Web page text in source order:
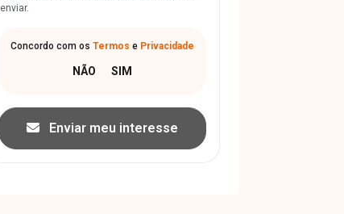
enviar.
Concordo com os Termos e Privacidade
Enviar meu interesse